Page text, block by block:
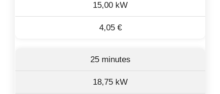
15,00 kW
4,05 €
25 minutes
18,75 kW